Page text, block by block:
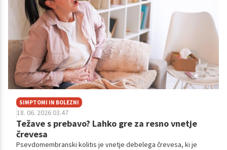
SIMPTOMI IN BOLEZNI
18. 06. 2026 03.47
Težave s prebavo? Lahko gre za resno vnetje
črevesa
Psevdomembranski kolitis je vnetje debelega črevesa, ki je